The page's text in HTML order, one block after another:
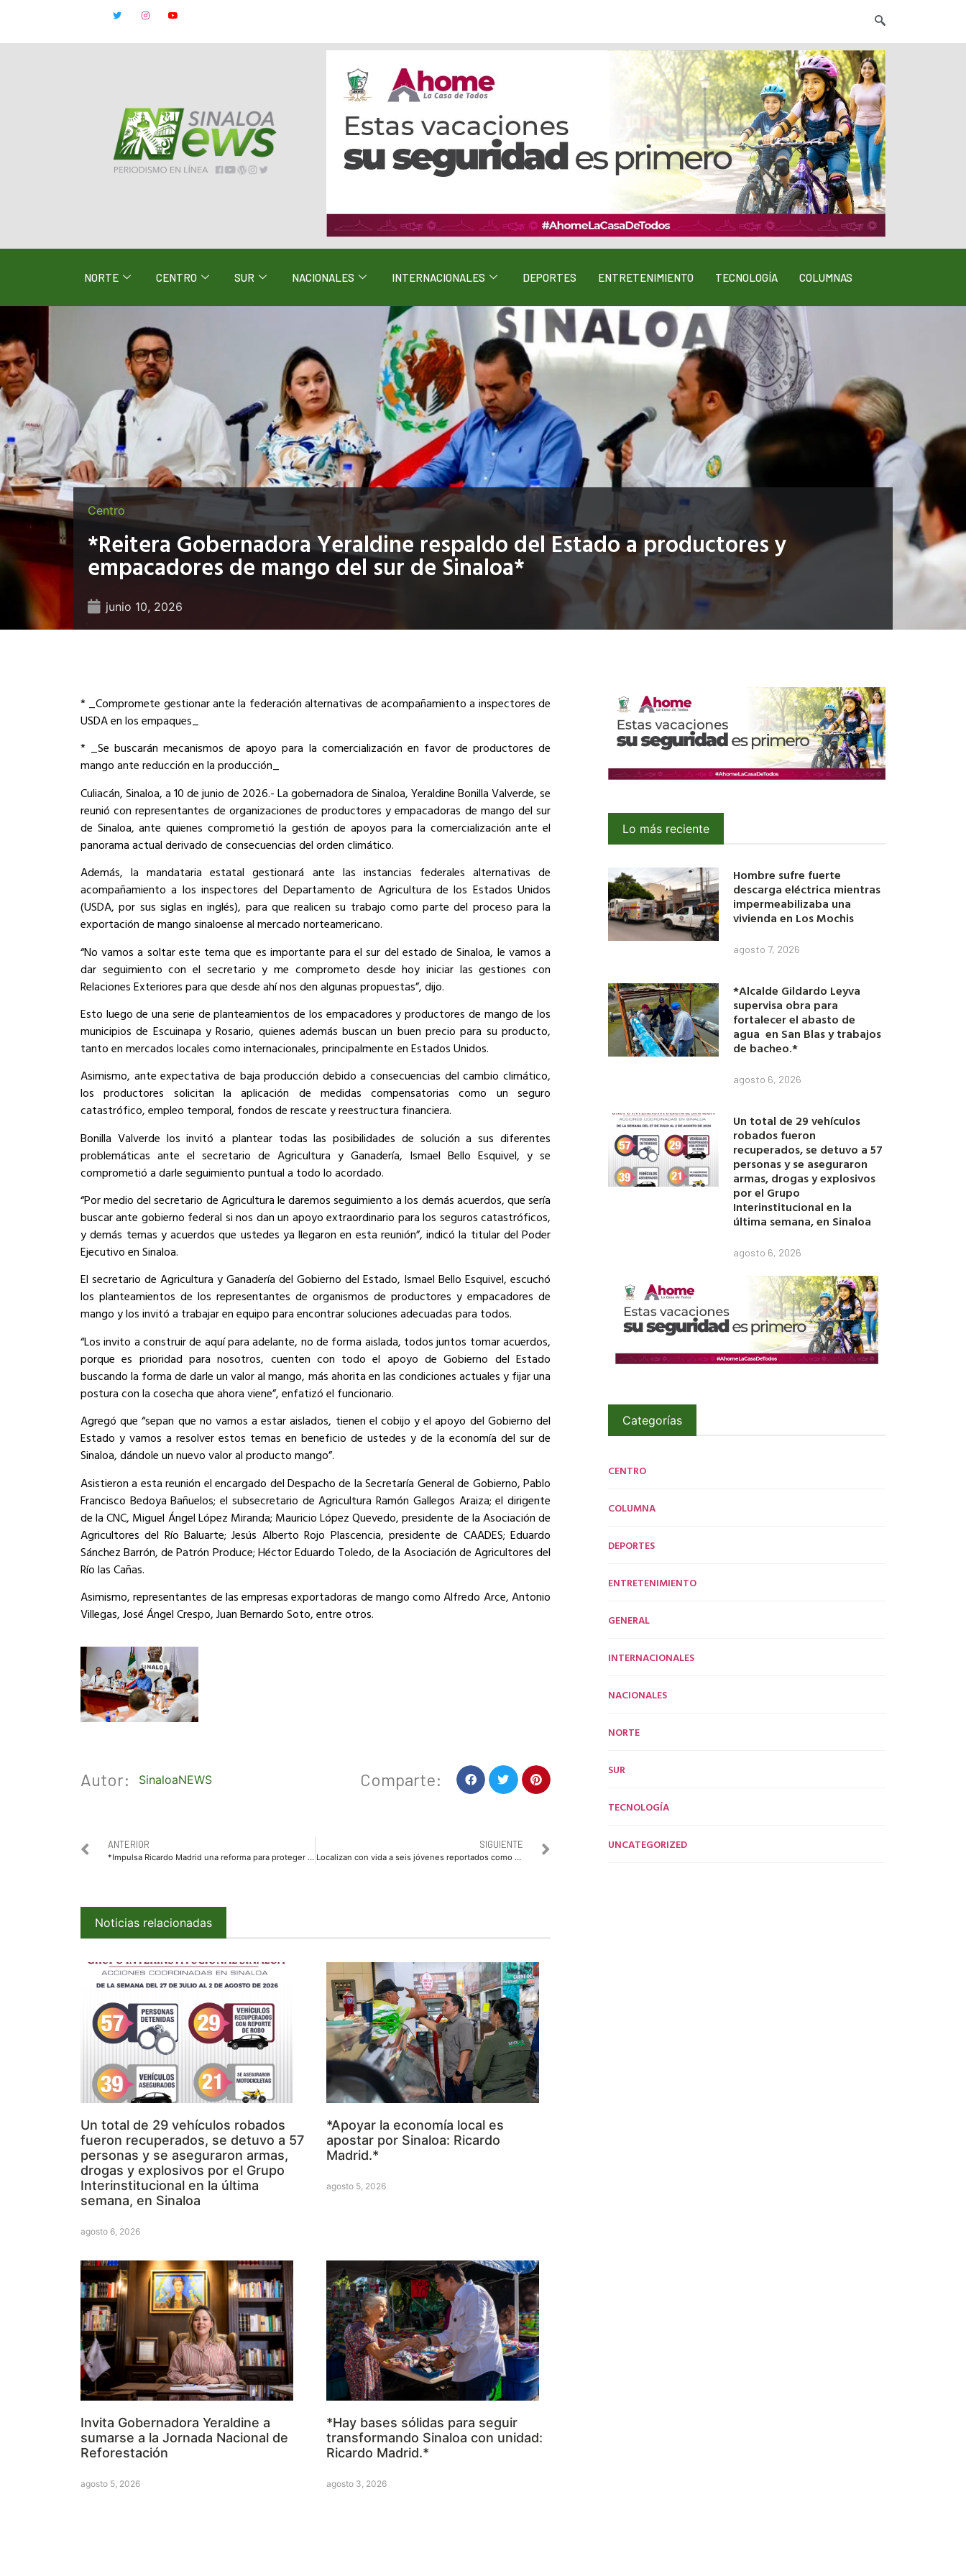
NORTE CENTRO SUR NACIONALES INTERNACIONALES DEPORTES ENTRETENIMIENTO TECNOLOGÍA COLUMNAS
Centro
*Reitera Gobernadora Yeraldine respaldo del Estado a productores y
empacadores de mango del sur de Sinaloa*
junio 10, 2026
* _Compromete gestionar ante la federación alternativas de acompañamiento a inspectores de
USDA en los empaques_
* _Se buscarán mecanismos de apoyo para la comercialización en favor de productores de
mango ante reducción en la producción_
Culiacán, Sinaloa, a 10 de junio de 2026.- La gobernadora de Sinaloa, Yeraldine Bonilla Valverde, se
reunió con representantes de organizaciones de productores y empacadoras de mango del sur
de Sinaloa, ante quienes comprometió la gestión de apoyos para la comercialización ante el
panorama actual derivado de consecuencias del orden climático.
Además, la mandataria estatal gestionará ante las instancias federales alternativas de
acompañamiento a los inspectores del Departamento de Agricultura de los Estados Unidos
(USDA, por sus siglas en inglés), para que realicen su trabajo como parte del proceso para la
exportación de mango sinaloense al mercado norteamericano.
“No vamos a soltar este tema que es importante para el sur del estado de Sinaloa, le vamos a
dar seguimiento con el secretario y me comprometo desde hoy iniciar las gestiones con
Relaciones Exteriores para que desde ahí nos den algunas propuestas”, dijo.
Esto luego de una serie de planteamientos de los empacadores y productores de mango de los
municipios de Escuinapa y Rosario, quienes además buscan un buen precio para su producto,
tanto en mercados locales como internacionales, principalmente en Estados Unidos.
Asimismo, ante expectativa de baja producción debido a consecuencias del cambio climático,
los productores solicitan la aplicación de medidas compensatorias como un seguro
catastrófico, empleo temporal, fondos de rescate y reestructura financiera.
Bonilla Valverde los invitó a plantear todas las posibilidades de solución a sus diferentes
problemáticas ante el secretario de Agricultura y Ganadería, Ismael Bello Esquivel, y se
comprometió a darle seguimiento puntual a todo lo acordado.
“Por medio del secretario de Agricultura le daremos seguimiento a los demás acuerdos, que sería
buscar ante gobierno federal si nos dan un apoyo extraordinario para los seguros catastróficos,
y demás temas y acuerdos que ustedes ya llegaron en esta reunión”, indicó la titular del Poder
Ejecutivo en Sinaloa.
El secretario de Agricultura y Ganadería del Gobierno del Estado, Ismael Bello Esquivel, escuchó
los planteamientos de los representantes de organismos de productores y empacadores de
mango y los invitó a trabajar en equipo para encontrar soluciones adecuadas para todos.
“Los invito a construir de aquí para adelante, no de forma aislada, todos juntos tomar acuerdos,
porque es prioridad para nosotros, cuenten con todo el apoyo de Gobierno del Estado
buscando la forma de darle un valor al mango, más ahorita en las condiciones actuales y fijar una
postura con la cosecha que ahora viene”, enfatizó el funcionario.
Agregó que “sepan que no vamos a estar aislados, tienen el cobijo y el apoyo del Gobierno del
Estado y vamos a resolver estos temas en beneficio de ustedes y de la economía del sur de
Sinaloa, dándole un nuevo valor al producto mango”.
Asistieron a esta reunión el encargado del Despacho de la Secretaría General de Gobierno, Pablo
Francisco Bedoya Bañuelos; el subsecretario de Agricultura Ramón Gallegos Araiza; el dirigente
de la CNC, Miguel Ángel López Miranda; Mauricio López Quevedo, presidente de la Asociación de
Agricultores del Río Baluarte; Jesús Alberto Rojo Plascencia, presidente de CAADES; Eduardo
Sánchez Barrón, de Patrón Produce; Héctor Eduardo Toledo, de la Asociación de Agricultores del
Río las Cañas.
Asimismo, representantes de las empresas exportadoras de mango como Alfredo Arce, Antonio
Villegas, José Ángel Crespo, Juan Bernardo Soto, entre otros.
Autor: SinaloaNEWS Comparte:
ANTERIOR
*Impulsa Ricardo Madrid una reforma para proteger a las familias ante los altos recibos de luz*.
SIGUIENTE
Localizan con vida a seis jóvenes reportados como desaparecidos rumbo a Mazatlán
Noticias relacionadas
Un total de 29 vehículos robados
fueron recuperados, se detuvo a 57
personas y se aseguraron armas,
drogas y explosivos por el Grupo
Interinstitucional en la última
semana, en Sinaloa
agosto 6, 2026
*Apoyar la economía local es
apostar por Sinaloa: Ricardo
Madrid.*
agosto 5, 2026
Invita Gobernadora Yeraldine a
sumarse a la Jornada Nacional de
Reforestación
agosto 5, 2026
*Hay bases sólidas para seguir
transformando Sinaloa con unidad:
Ricardo Madrid.*
agosto 3, 2026
Lo más reciente
Hombre sufre fuerte
descarga eléctrica mientras
impermeabilizaba una
vivienda en Los Mochis
agosto 7, 2026
*Alcalde Gildardo Leyva
supervisa obra para
fortalecer el abasto de
agua en San Blas y trabajos
de bacheo.*
agosto 6, 2026
Un total de 29 vehículos
robados fueron
recuperados, se detuvo a 57
personas y se aseguraron
armas, drogas y explosivos
por el Grupo
Interinstitucional en la
última semana, en Sinaloa
agosto 6, 2026
Categorías
CENTRO
COLUMNA
DEPORTES
ENTRETENIMIENTO
GENERAL
INTERNACIONALES
NACIONALES
NORTE
SUR
TECNOLOGÍA
UNCATEGORIZED